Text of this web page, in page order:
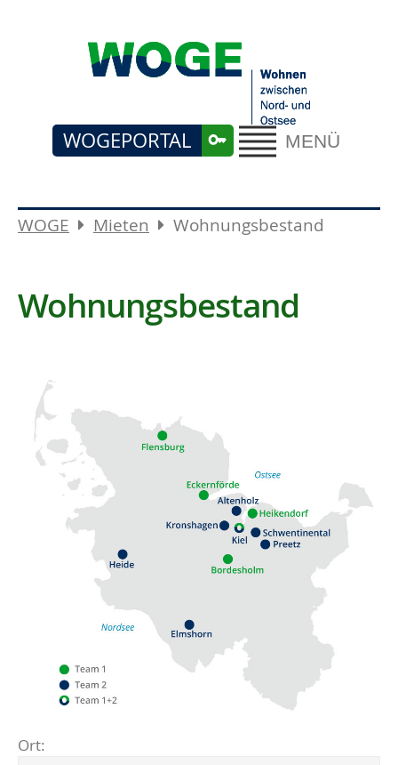
MENÜ
WOGEPORTAL
WOGE Mieten Wohnungsbestand
Wohnungsbestand
Ort: